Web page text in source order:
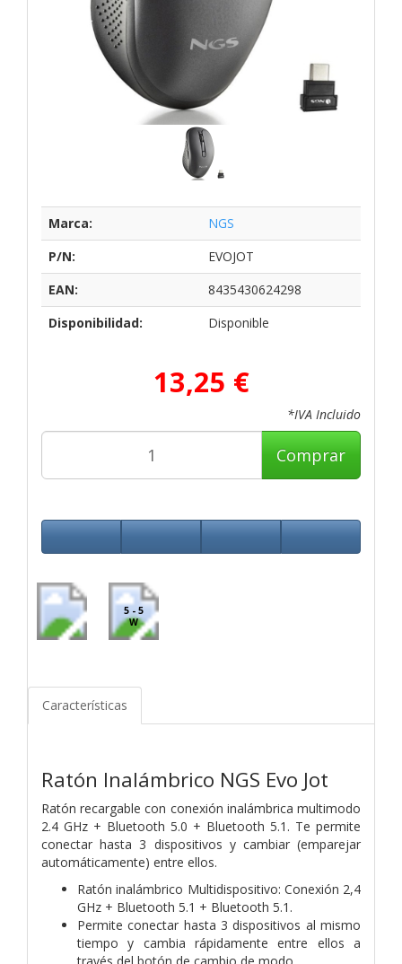
Marca:
NGS
P/N:
EVOJOT
EAN:
8435430624298
Disponibilidad:
Disponible
13,25 €
*IVA Incluido
Comprar
5 - 5
W
Características
Ratón Inalámbrico NGS Evo Jot
Ratón recargable con conexión inalámbrica multimodo
2.4 GHz + Bluetooth 5.0 + Bluetooth 5.1. Te permite
conectar hasta 3 dispositivos y cambiar (emparejar
automáticamente) entre ellos.
Ratón inalámbrico Multidispositivo: Conexión 2,4
GHz + Bluetooth 5.1 + Bluetooth 5.1.
Permite conectar hasta 3 dispositivos al mismo
tiempo y cambia rápidamente entre ellos a
través del botón de cambio de modo.